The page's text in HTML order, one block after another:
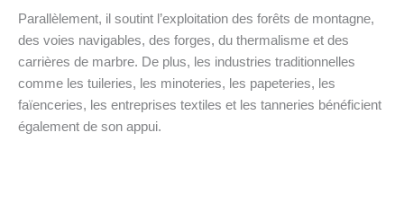
Parallèlement, il soutint l’exploitation des forêts de montagne,
des voies navigables, des forges, du thermalisme et des
carrières de marbre. De plus, les industries traditionnelles
comme les tuileries, les minoteries, les papeteries, les
faïenceries, les entreprises textiles et les tanneries bénéficient
également de son appui.